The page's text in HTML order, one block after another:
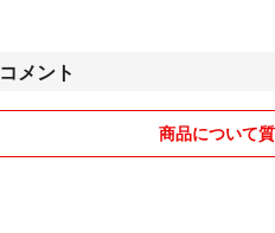
☆採寸、検品など正確でなかったり至
が、ごめんなさいm(_ _)m
☆商品によりお値引き出来るものもあ
コメント
商品について